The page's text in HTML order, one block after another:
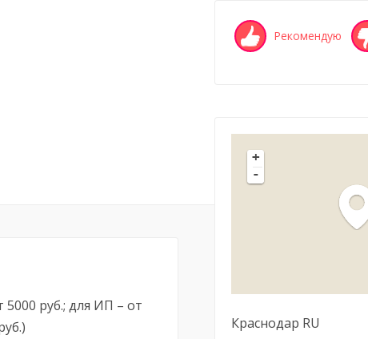
5000 руб.; для ИП – от
Рекомендую
+
-
Краснодар RU